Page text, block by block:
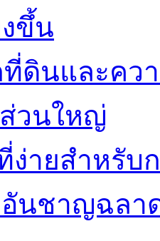
ขึ้น
ดินและคว
วนใหญ่
ายสำหรับ
นชาญฉลา